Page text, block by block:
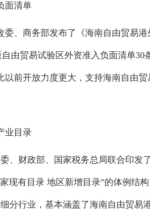
面清单
委、商务部发布了《海南自由贸易
自由贸易试验区外资准入负面清单
前开放力度更大，支持海南自由贸
业目录
、财政部、国家税务总局联合印发
家现有目录 地区新增目录”的体例结
分行业，基本涵盖了海南自由贸易